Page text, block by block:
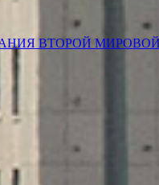
ВТОРОЙ